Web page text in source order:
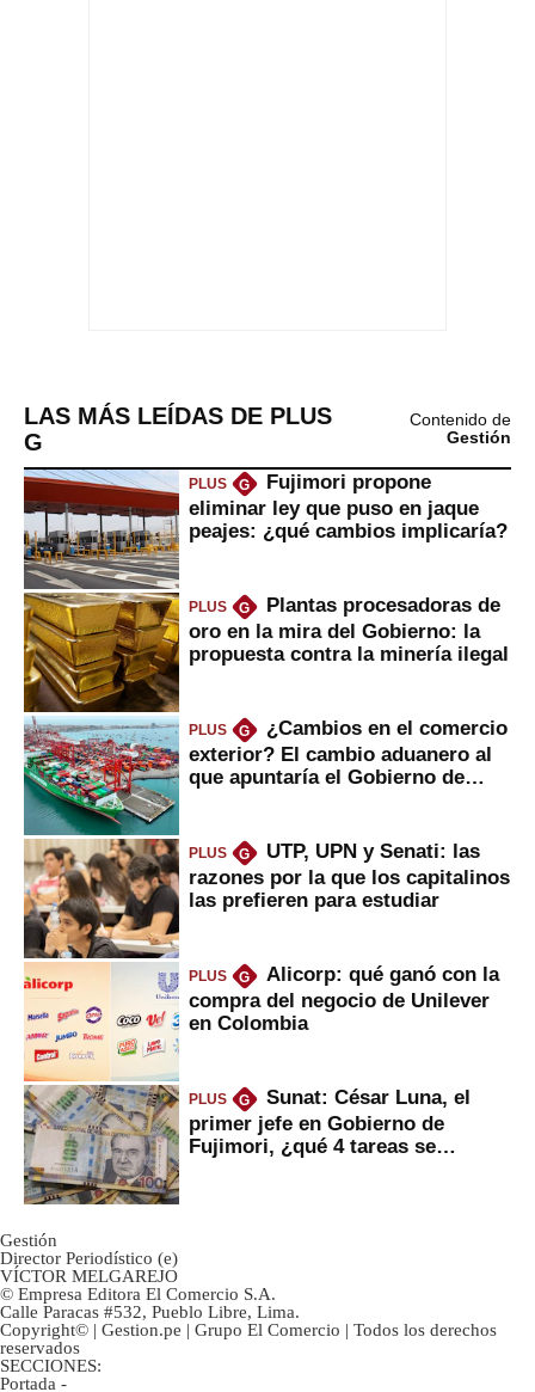
LAS MÁS LEÍDAS DE PLUS
G
Contenido de
Gestión
PLUS G
Fujimori propone
eliminar ley que puso en jaque
peajes: ¿qué cambios implicaría?
PLUS G
Plantas procesadoras de
oro en la mira del Gobierno: la
propuesta contra la minería ilegal
PLUS G
¿Cambios en el comercio
exterior? El cambio aduanero al
que apuntaría el Gobierno de
PLUS G
UTP, UPN y Senati: las
razones por la que los capitalinos
las prefieren para estudiar
PLUS G
Alicorp: qué ganó con la
compra del negocio de Unilever
en Colombia
PLUS G
Sunat: César Luna, el
primer jefe en Gobierno de
Fujimori, ¿qué 4 tareas se
Gestión
Director Periodístico (e)
VÍCTOR MELGAREJO
© Empresa Editora El Comercio S.A.
Calle Paracas #532, Pueblo Libre, Lima.
Copyright© | Gestion.pe | Grupo El Comercio | Todos los derechos
reservados
SECCIONES:
Portada -